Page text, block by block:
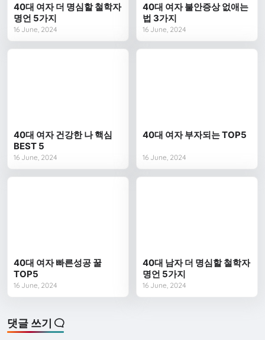
40대 여자 더 명심할 철학자
명언 5가지
16 June, 2024
40대 여자 불안증상 없애는
법 3가지
16 June, 2024
40대 여자 건강한 나 핵심
BEST 5
16 June, 2024
40대 여자 부자되는 TOP5
16 June, 2024
40대 여자 빠른성공 꿀
TOP5
16 June, 2024
40대 남자 더 명심할 철학자
명언 5가지
16 June, 2024
댓글 쓰기